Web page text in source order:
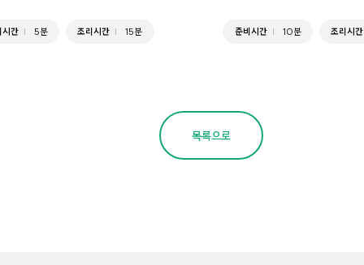
시간 5분 조리시간 15분 준비시간 10분 조리시간
목록으로